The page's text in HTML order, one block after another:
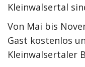
Kleinwalsertal
Von Mai bis
Gast kostenlos
Kleinwalsertaler